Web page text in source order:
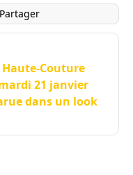
Partager
Couture
21 janvier
dans un look